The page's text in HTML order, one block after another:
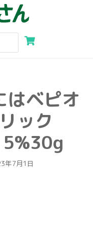
はベピオ
ック
5%30g
年7月1日